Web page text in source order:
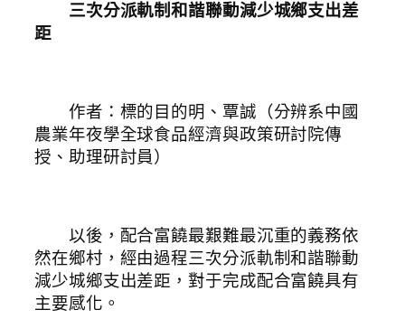
三次分派軌制和諧聯動減少城鄉支出差
距
作者：標的目的明、覃誠（分辨系中國
農業年夜學全球食品經濟與政策研討院傳
授、助理研討員）
以後，配合富饒最艱難最沉重的義務依
然在鄉村，經由過程三次分派軌制和諧聯動
減少城鄉支出差距，對于完成配合富饒具有
主要感化。